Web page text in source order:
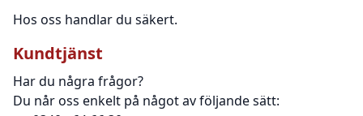
Hos oss handlar du säkert.
Kundtjänst
Har du några frågor?
Du når oss enkelt på något av följande sätt: